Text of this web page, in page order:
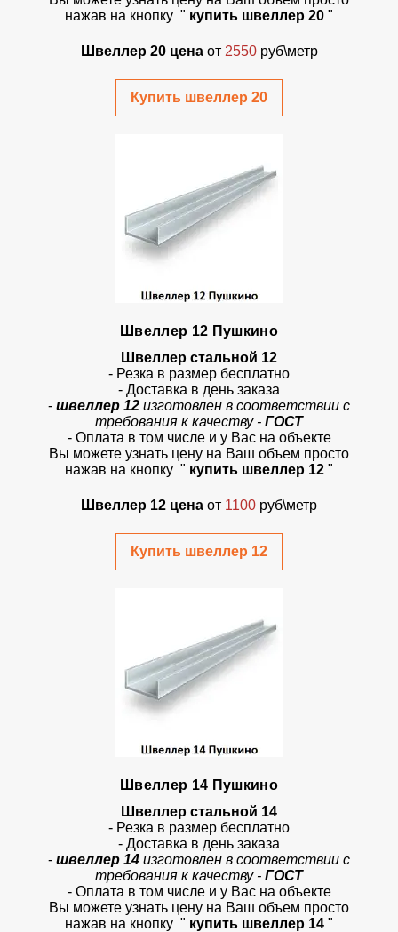
нажав на кнопку " купить швеллер 20 "
Швеллер 20 цена от 2550 руб\метр
Купить швеллер 20
Швеллер 12 Пушкино
Швеллер стальной 12
- Резка в размер бесплатно
- Доставка в день заказа
- швеллер 12 изготовлен в соответствии с
требования к качеству - ГОСТ
- Оплата в том числе и у Вас на объекте
Вы можете узнать цену на Ваш объем просто
нажав на кнопку " купить швеллер 12 "
Швеллер 12 цена от 1100 руб\метр
Купить швеллер 12
Швеллер 14 Пушкино
Швеллер стальной 14
- Резка в размер бесплатно
- Доставка в день заказа
- швеллер 14 изготовлен в соответствии с
требования к качеству - ГОСТ
- Оплата в том числе и у Вас на объекте
Вы можете узнать цену на Ваш объем просто
нажав на кнопку " купить швеллер 14 "